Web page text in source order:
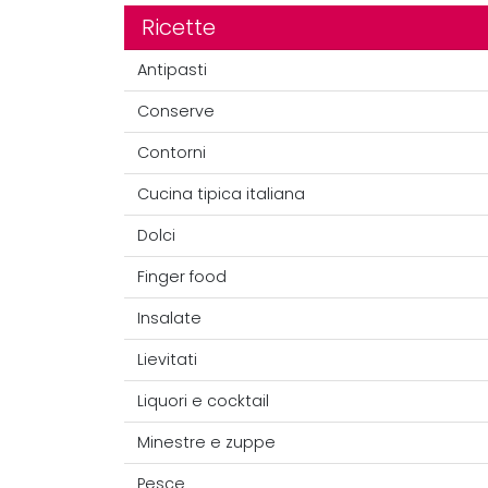
Ricette
Antipasti
Conserve
Contorni
Cucina tipica italiana
Dolci
Finger food
Insalate
Lievitati
Liquori e cocktail
Minestre e zuppe